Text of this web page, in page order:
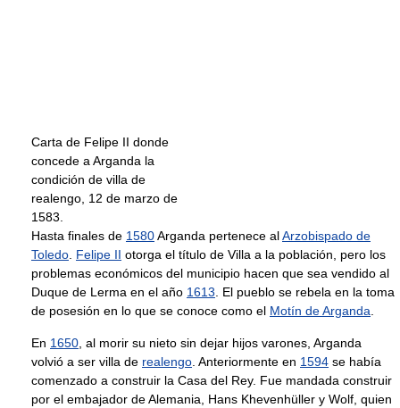
Carta de Felipe II donde
concede a Arganda la
condición de villa de
realengo, 12 de marzo de
1583.
Hasta finales de 1580Arganda pertenece alArzobispado de
Toledo. Felipe II otorga el título de Villa a la población, pero los
problemas económicos del municipio hacen que sea vendido al
Duque de Lerma en el año 1613. El pueblo se rebela en la toma
de posesión en lo que se conoce como el Motín de Arganda.
En 1650, al morir su nieto sin dejar hijos varones, Arganda
volvió a ser villa de realengo. Anteriormente en 1594 se había
comenzado a construir la Casa del Rey. Fue mandada construir
por el embajador de Alemania, Hans Khevenhüller y Wolf, quien